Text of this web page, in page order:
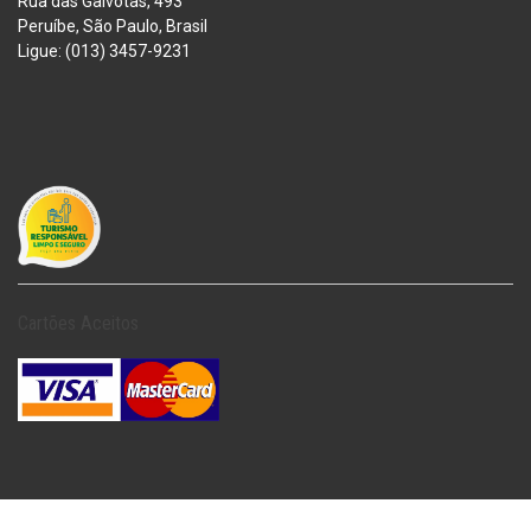
Peruíbe, São Paulo, Brasil
Ligue: (013) 3457-9231